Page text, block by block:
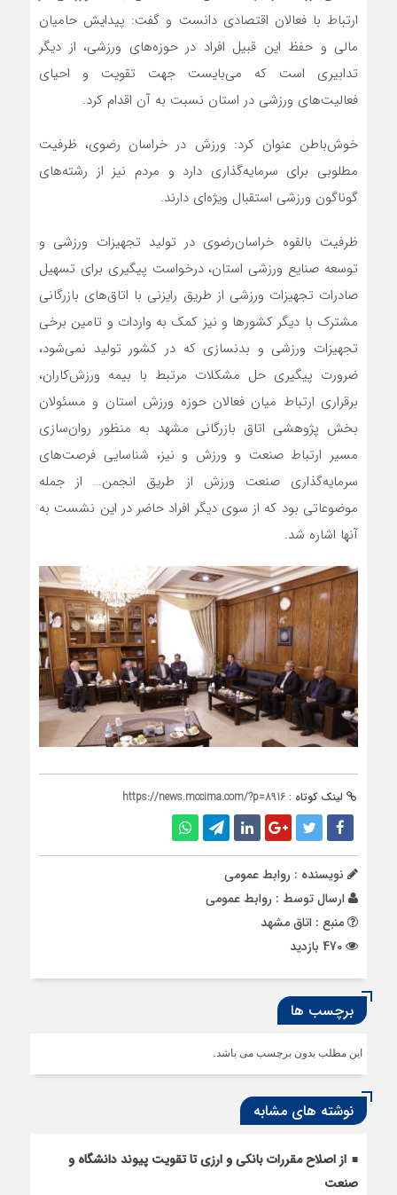
ارتباط با فعالان اقتصادی دانست و گفت: پیدایش حامیان
مالی و حفظ این قبیل افراد در حوزه‌های ورزشی، از دیگر
تدابیری است که می‌بایست جهت تقویت و احیای
فعالیت‌های ورزشی در استان نسبت به آن اقدام کرد.
خوش‌باطن عنوان کرد: ورزش در خراسان رضوی، ظرفیت
مطلوبی برای سرمایه‌گذاری دارد و مردم نیز از رشته‌های
گوناگون ورزشی استقبال ویژه‌ای دارند.
ظرفیت بالقوه خراسان‌رضوی در تولید تجهیزات ورزشی و
توسعه صنایع ورزشی استان، درخواست پیگیری برای تسهیل
صادرات تجهیزات ورزشی از طریق رایزنی با اتاق‌های بازرگانی
مشترک با دیگر کشورها و نیز کمک به واردات و تامین برخی
تجهیزات ورزشی و بدنسازی که در کشور تولید نمی‌شود،
ضرورت پیگیری حل مشکلات مرتبط با بیمه ورزش‌کاران،
برقراری ارتباط میان فعالان حوزه ورزش استان و مسئولان
بخش پژوهشی اتاق بازرگانی مشهد به منظور روان‌سازی‌
مسیر ارتباط صنعت و ورزش و نیز، شناسایی فرصت‌های
سرمایه‌گذاری صنعت ورزش از طریق انجمن… از جمله
موضوعاتی بود که از سوی دیگر افراد حاضر در این نشست به
آنها اشاره شد.
لینک کوتاه : https://news.mccima.com/?p=8916
نویسنده : روابط عمومی
ارسال توسط : روابط عمومی
منبع : اتاق مشهد
برچسب ها
این مطلب بدون برچسب می باشد.
نوشته های مشابه
از اصلاح مقررات بانکی و ارزی تا تقویت پیوند دانشگاه و
صنعت